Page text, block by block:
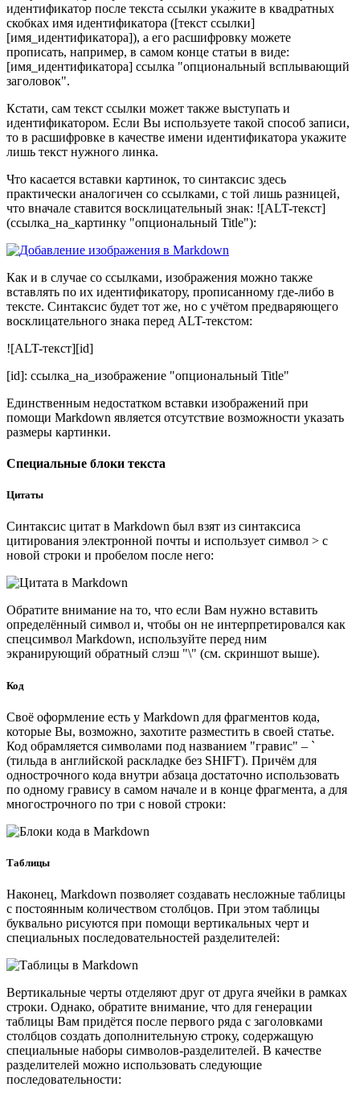
идентификатор после текста ссылки укажите в квадратных
скобках имя идентификатора ([текст ссылки]
[имя_идентификатора]), а его расшифровку можете
прописать, например, в самом конце статьи в виде:
[имя_идентификатора] ссылка "опциональный всплывающий
заголовок".
Кстати, сам текст ссылки может также выступать и
идентификатором. Если Вы используете такой способ записи,
то в расшифровке в качестве имени идентификатора укажите
лишь текст нужного линка.
Что касается вставки картинок, то синтаксис здесь
практически аналогичен со ссылками, с той лишь разницей,
что вначале ставится восклицательный знак: ![ALT-текст]
(ссылка_на_картинку "опциональный Title"):
Как и в случае со ссылками, изображения можно также
вставлять по их идентификатору, прописанному где-либо в
тексте. Синтаксис будет тот же, но с учётом предваряющего
восклицательного знака перед ALT-текстом:
![ALT-текст][id]
[id]: ссылка_на_изображение "опциональный Title"
Единственным недостатком вставки изображений при
помощи Markdown является отсутствие возможности указать
размеры картинки.
Специальные блоки текста
Цитаты
Синтаксис цитат в Markdown был взят из синтаксиса
цитирования электронной почты и использует символ > с
новой строки и пробелом после него:
Обратите внимание на то, что если Вам нужно вставить
определённый символ и, чтобы он не интерпретировался как
спецсимвол Markdown, используйте перед ним
экранирующий обратный слэш "\" (см. скриншот выше).
Код
Своё оформление есть у Markdown для фрагментов кода,
которые Вы, возможно, захотите разместить в своей статье.
Код обрамляется символами под названием "гравис" – `
(тильда в английской раскладке без SHIFT). Причём для
однострочного кода внутри абзаца достаточно использовать
по одному гравису в самом начале и в конце фрагмента, а для
многострочного по три с новой строки:
Таблицы
Наконец, Markdown позволяет создавать несложные таблицы
с постоянным количеством столбцов. При этом таблицы
буквально рисуются при помощи вертикальных черт и
специальных последовательностей разделителей:
Вертикальные черты отделяют друг от друга ячейки в рамках
строки. Однако, обратите внимание, что для генерации
таблицы Вам придётся после первого ряда с заголовками
столбцов создать дополнительную строку, содержащую
специальные наборы символов-разделителей. В качестве
разделителей можно использовать следующие
последовательности: